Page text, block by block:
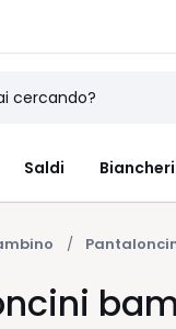
Saldi